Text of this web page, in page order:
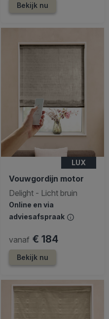
Bekijk nu
LUX
Vouwgordijn motor
Delight - Licht bruin
Online en via
adviesafspraak
vanaf € 184
Bekijk nu